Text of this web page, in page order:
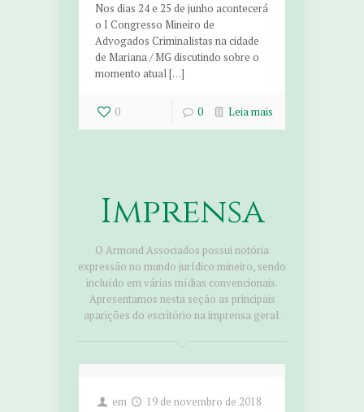
Nos dias 24 e 25 de junho acontecerá
o I Congresso Mineiro de
Advogados Criminalistas na cidade
de Mariana / MG discutindo sobre o
momento atual […]
0 0 Leia mais
Imprensa
O Armond Associados possui notória
expressão no mundo jurídico mineiro, sendo
incluído em várias mídias convencionais.
Apresentamos nesta seção as principais
aparições do escritório na imprensa geral.
em 19 de novembro de 2018